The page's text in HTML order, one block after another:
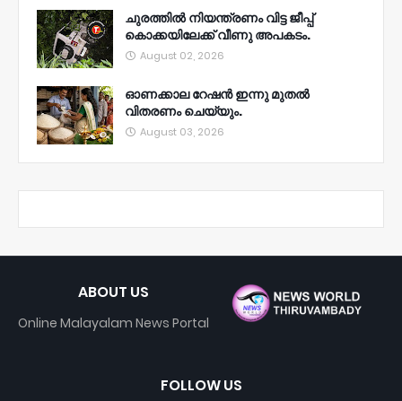
ചുരത്തിൽ നിയന്ത്രണം വിട്ട ജീപ്പ്
കൊക്കയിലേക്ക് വീണു അപകടം.
August 02, 2026
ഓണക്കാല റേഷൻ ഇന്നു മുതല്‍
വിതരണം ചെയ്യും.
August 03, 2026
ABOUT US
Online Malayalam News Portal
FOLLOW US